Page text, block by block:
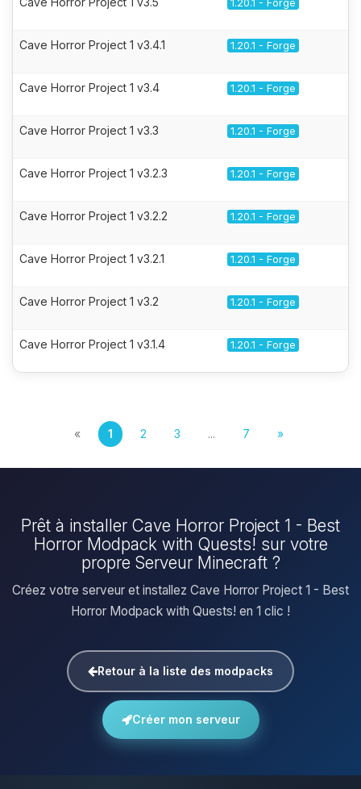
1.20.1 - Forge
Cave Horror Project 1 v3.4.1 1.20.1 - Forge
Cave Horror Project 1 v3.4 1.20.1 - Forge
Cave Horror Project 1 v3.3 1.20.1 - Forge
Cave Horror Project 1 v3.2.3 1.20.1 - Forge
Cave Horror Project 1 v3.2.2 1.20.1 - Forge
Cave Horror Project 1 v3.2.1 1.20.1 - Forge
Cave Horror Project 1 v3.2 1.20.1 - Forge
Cave Horror Project 1 v3.1.4 1.20.1 - Forge
« 1 2 3 ... 7 »
Prêt à installer Cave Horror Project 1 - Best
Horror Modpack with Quests! sur votre
propre Serveur Minecraft ?
Créez votre serveur et installez Cave Horror Project 1 - Best
Horror Modpack with Quests! en 1 clic !
Retour à la liste des modpacks
Créer mon serveur